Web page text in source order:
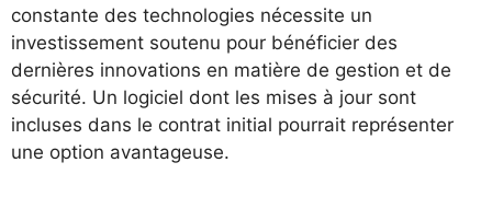
constante des technologies nécessite un
investissement soutenu pour bénéficier des
dernières innovations en matière de gestion et de
sécurité. Un logiciel dont les mises à jour sont
incluses dans le contrat initial pourrait représenter
une option avantageuse.